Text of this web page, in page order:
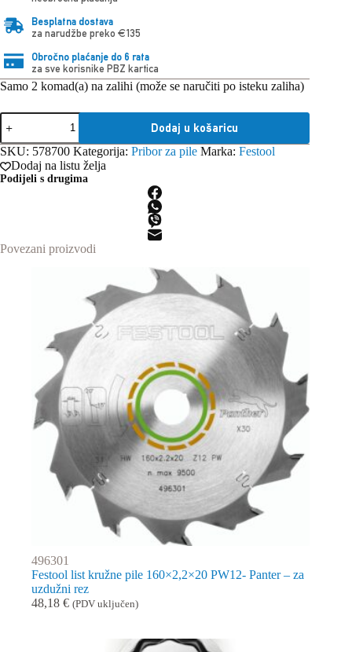
Besplatna dostava
za narudžbe preko €135
Obročno plaćanje do 6 rata
za sve korisnike PBZ kartica
Samo 2 komad(a) na zalihi (može se naručiti po isteku zaliha)
Festool
DIA
168x1,8x20
TD28
Dijamantni
list
Dodaj u košaricu
SKU: 578700 Kategorija: Pribor za pile Marka: Festool
Dodaj na listu želja
Podijeli s drugima
Povezani proizvodi
496301
Festool list kružne pile 160×2,2×20 PW12- Panter – za
uzdužni rez
48,18 € (PDV uključen)